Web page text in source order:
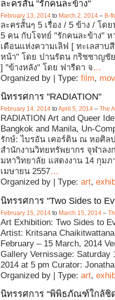
ละครสั้น "รักคนละข้าง"
February 13, 2014 to March 2, 2014 – B-
ละครสั้นๆ 5 เรื่อง / 5 ข้าง / โด
5 คน กับโจทย์ "รักคนละข้าง"
เดือนแห่งความเลิฟ [ ทะเลสาบ
หน้า" โดย ปานรัตน กริชชาญชั
] "ข้างหลัง" โดย ฟารีดา จ…
Organized by | Type: film,
นิทรรศการ "RADIATION"
February 14, 2014 toApril 5, 2014 – The
RADIATION Art and Queer
Bangkok and Manila, Un-
รักษ์: ไบรอัน เคอร์ติน ณ หอศิล
สำนักงานวิทยทรัพยากร จุฬาลง
มหาวิทยาลัย แสดงงาน 14 กุม
เมษายน 2557…
Organized by | Type: art,
นิทรรศการ "Two Sides to
February 15, 2014 to March 15, 2014 –
Art Exhibition: Two Sides to
Artist: Kritsana
February – 15 March, 2014
Gallery Vernissage: Saturday
2014 at 5 pm Curator:
Organized by | Type: art,
นิทรรศการ “พิพิธภัณฑ์ใกล้ชิ